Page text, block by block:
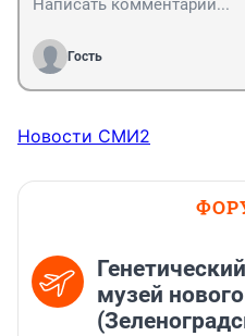
Гость
Новости СМИ2
музей